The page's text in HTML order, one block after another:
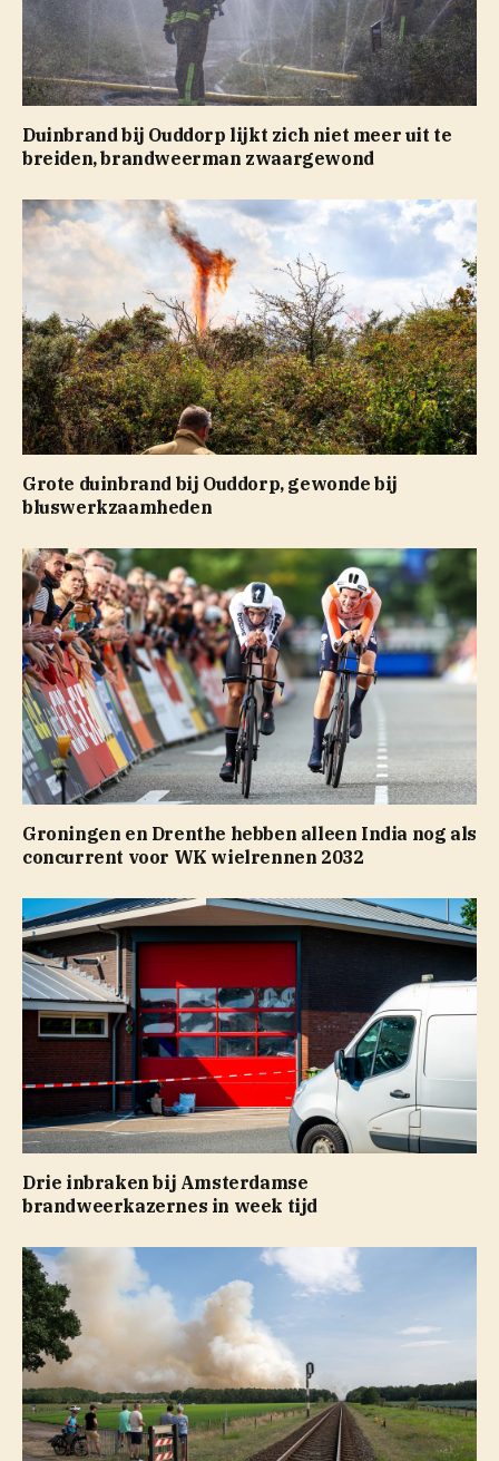
Duinbrand bij Ouddorp lijkt zich niet meer uit te
breiden, brandweerman zwaargewond
Grote duinbrand bij Ouddorp, gewonde bij
bluswerkzaamheden
Groningen en Drenthe hebben alleen India nog als
concurrent voor WK wielrennen 2032
Drie inbraken bij Amsterdamse
brandweerkazernes in week tijd